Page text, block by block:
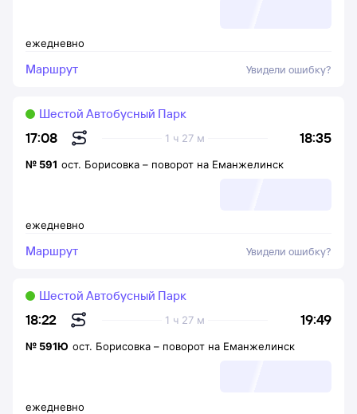
ежедневно
Маршрут Увидели ошибку?
17:08 18:35
1 ч 27 м
Шестой Автобусный Парк
ежедневно
№ 591 ост. Борисовка – поворот на Еманжелинск
Маршрут Увидели ошибку?
18:22 19:49
1 ч 27 м
Шестой Автобусный Парк
ежедневно
№ 591Ю ост. Борисовка – поворот на Еманжелинск